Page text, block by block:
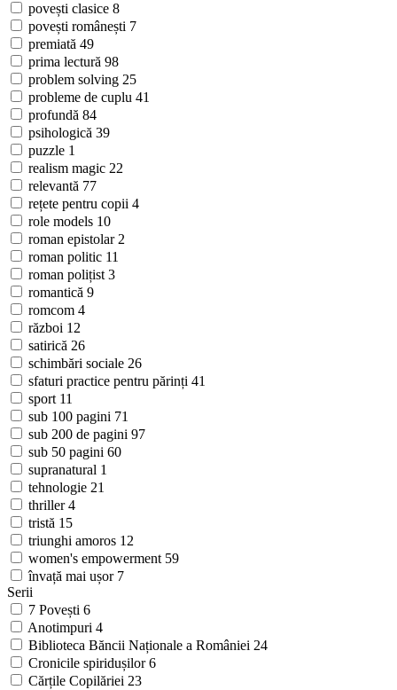
povești clasice 8
povești românești 7
premiată 49
prima lectură 98
problem solving 25
probleme de cuplu 41
profundă 84
psihologică 39
puzzle 1
realism magic 22
relevantă 77
rețete pentru copii 4
role models 10
roman epistolar 2
roman politic 11
roman polițist 3
romantică 9
romcom 4
război 12
satirică 26
schimbări sociale 26
sfaturi practice pentru părinți 41
sport 11
sub 100 pagini 71
sub 200 de pagini 97
sub 50 pagini 60
supranatural 1
tehnologie 21
thriller4
tristă 15
triunghi amoros 12
women's empowerment 59
învață mai ușor 7
Serii
7 Povești 6
Anotimpuri 4
Biblioteca Băncii Naționale a României 24
Cronicile spiridușilor6
Cărțile Copilăriei 23